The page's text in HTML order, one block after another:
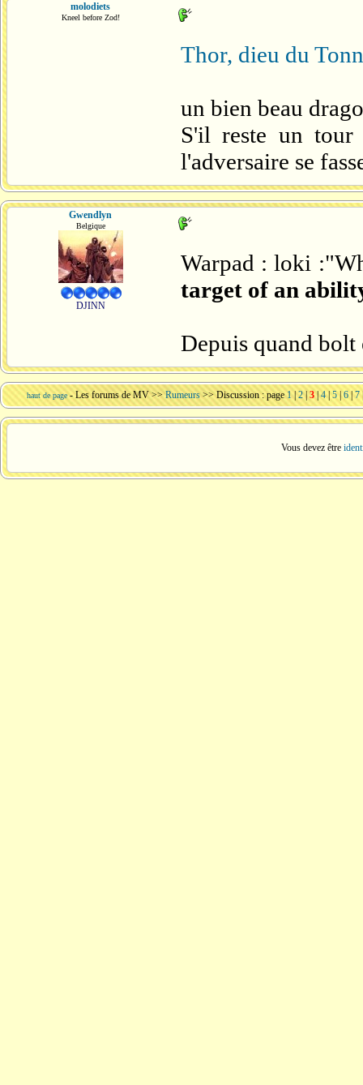
molodiets
Kneel before Zod!
Thor, dieu du
un bien beau
S'il reste un
l'adversaire se
Gwendlyn
Belgique
DJINN
Warpad : loki
target of an
Depuis quand bolt
haut de page -Les forums de MV>>Rumeurs >> Discussion : page1|2|3 |4 |5|6 |7
Vous devez être